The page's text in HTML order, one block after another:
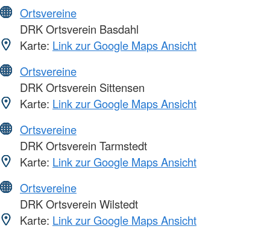
Ortsvereine
DRK Ortsverein Basdahl
Karte: Link zur Google Maps Ansicht
Ortsvereine
DRK Ortsverein Sittensen
Karte: Link zur Google Maps Ansicht
Ortsvereine
DRK Ortsverein Tarmstedt
Karte: Link zur Google Maps Ansicht
Ortsvereine
DRK Ortsverein Wilstedt
Karte: Link zur Google Maps Ansicht